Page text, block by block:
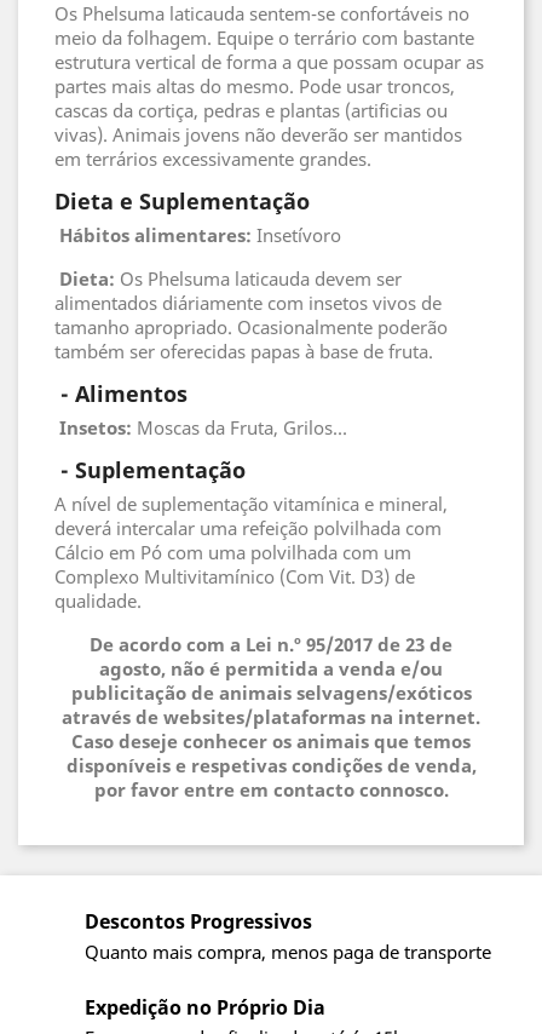
Os Phelsuma laticauda sentem-se confortáveis no
meio da folhagem. Equipe o terrário com bastante
estrutura vertical de forma a que possam ocupar as
partes mais altas do mesmo. Pode usar troncos,
cascas da cortiça, pedras e plantas (artificias ou
vivas). Animais jovens não deverão ser mantidos
em terrários excessivamente grandes.
Dieta e Suplementação
Hábitos alimentares: Insetívoro
Dieta: Os Phelsuma laticauda devem ser
alimentados diáriamente com insetos vivos de
tamanho apropriado. Ocasionalmente poderão
também ser oferecidas papas à base de fruta.
- Alimentos
Insetos: Moscas da Fruta, Grilos...
- Suplementação
A nível de suplementação vitamínica e mineral,
deverá intercalar uma refeição polvilhada com
Cálcio em Pó com uma polvilhada com um
Complexo Multivitamínico (Com Vit. D3) de
qualidade.
De acordo com a Lei n.º 95/2017 de 23 de
agosto, não é permitida a venda e/ou
publicitação de animais selvagens/exóticos
através de websites/plataformas na internet.
Caso deseje conhecer os animais que temos
disponíveis e respetivas condições de venda,
por favor entre em contacto connosco.
Descontos Progressivos
Quanto mais compra, menos paga de transporte
Expedição no Próprio Dia